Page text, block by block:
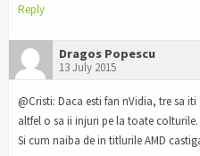
Reply
Dragos Popescu
13 July 2015
@Cristi: Daca esti fan nVidia, tre sa
altfel o sa ii injuri pe la toate colturile.
Si cum naiba de in titlurile AMD